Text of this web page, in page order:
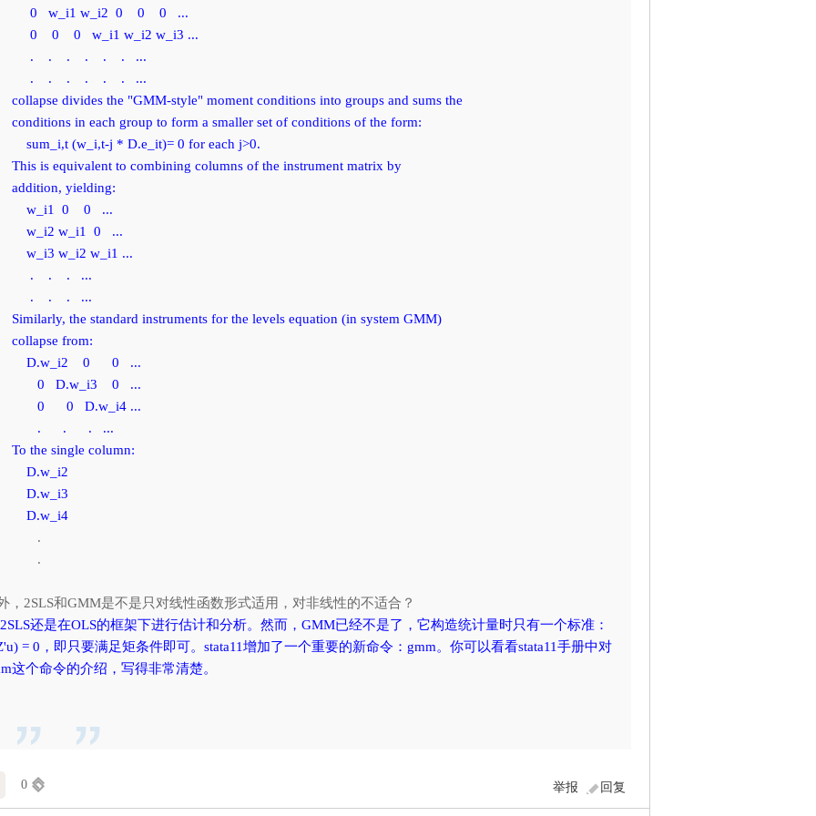
w_i1 w_i2 0 0 0 ...
0 0 w_i1 w_i2 w_i3 ...
. . . . . ...
. . . . . ...
divides the "GMM-style" moment conditions into groups and sums the
in each group to form a smaller set of conditions of the form:
(w_i,t-j * D.e_it)= 0 for each j>0.
is equivalent to combining columns of the instrument matrix by
yielding:
0 0 ...
w_i1 0 ...
w_i2 w_i1 ...
. . ...
. . ...
the standard instruments for the levels equation (in system GMM)
from:
0 0 ...
D.w_i3 0 ...
0 D.w_i4 ...
. . ...
the single column:
，2SLS和GMM是不是只对线性函数形式适用，对非线性的不适合？
还是在OLS的框架下进行估计和分析。然而，GMM已经不是了，它构造统计量时只有一个标准：
= 0，即只要满足矩条件即可。stata11增加了一个重要的新命令：gmm。你可以看看stata11手册中对
这个命令的介绍，写得非常清楚。
回复
举报
0